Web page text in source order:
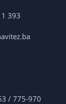
393
/ 775-970